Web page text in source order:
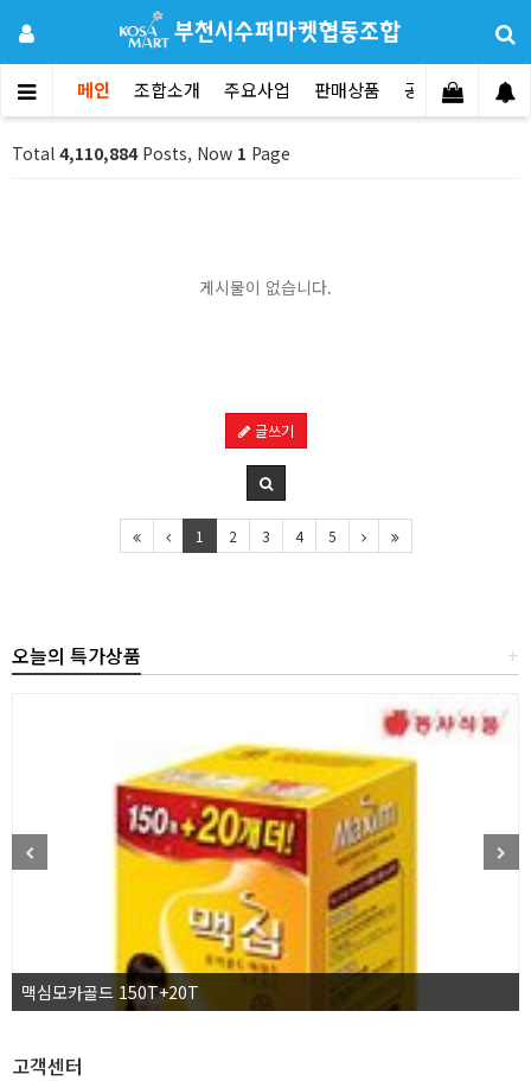
메인 조합소개 주요사업 판매상품 공지사항 문
Total 4,110,884Posts, Now 1 Page
게시물이 없습니다.
글쓰기
1 2 3 4 5
+
오늘의 특가상품
맥심모카골드 150T+20T
고객센터